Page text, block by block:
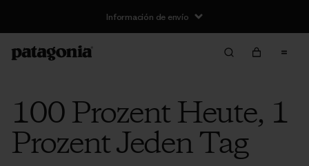
Información de envío
100 Prozent Heute, 1
Prozent Jeden Tag